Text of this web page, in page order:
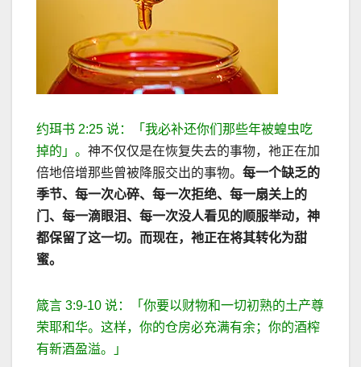
约珥书 2:25 说：
「我必补还你们那些年被蝗虫吃
掉的」 。 神不仅仅是在恢复失去的事物，祂正在加
倍地倍增那些曾被降服交出的事物。 每一个缺乏的
季节、每一次心碎、每一次拒绝、每一扇关上的
门、每一滴眼泪、每一次没人看见的顺服举动，神
都保留了这一切。而现在，祂正在将其转化为甜
蜜。
箴言 3:9-10 说：
「你要以财物和一切初熟的土产尊
荣耶和华。这样，你的仓房必充满有余；你的酒榨
有新酒盈溢。」